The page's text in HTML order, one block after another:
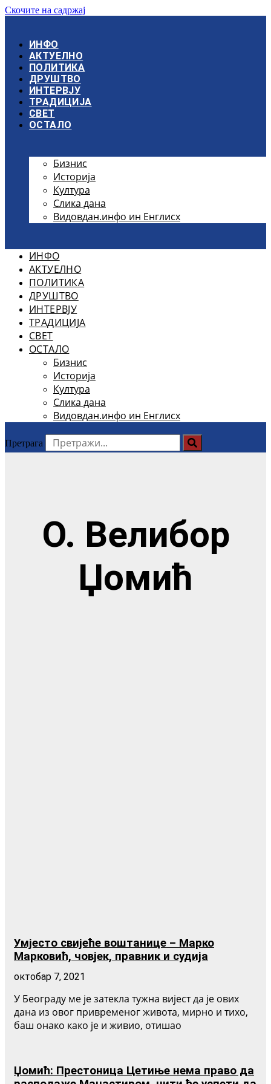
Скочите на садржај
ИНФО
АКТУЕЛНО
ПОЛИТИКА
ДРУШТВО
ИНТЕРВЈУ
ТРАДИЦИЈА
СВЕТ
ОСТАЛО
Бизнис
Историја
Култура
Слика дана
Видовдан.инфо ин Енглисх
ИНФО
АКТУЕЛНО
ПОЛИТИКА
ДРУШТВО
ИНТЕРВЈУ
ТРАДИЦИЈА
СВЕТ
ОСТАЛО
Бизнис
Историја
Култура
Слика дана
Видовдан.инфо ин Енглисх
Претрага
О. Велибор
Џомић
Умјесто свијеће воштанице – Марко
Марковић, човјек, правник и судија
октобар 7, 2021
У Београду ме је затекла тужна вијест да је ових
дана из овог привременог живота, мирно и тихо,
баш онако како је и живио, отишао
Џомић: Престоница Цетиње нема право да